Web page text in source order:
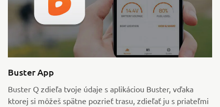
Buster App
Buster Q zdieľa tvoje údaje s aplikáciou Buster, vďaka
ktorej si môžeš spätne pozrieť trasu, zdieľať ju s priateľmi